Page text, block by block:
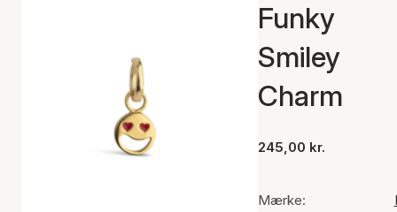
Funky
Smiley
Charm
245,00 kr.
Mærke: